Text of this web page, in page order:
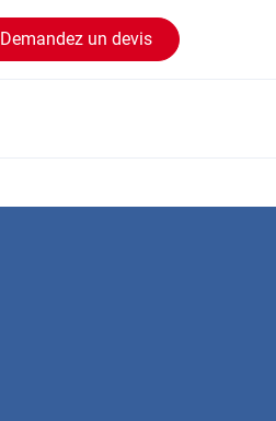
Demandez un devis